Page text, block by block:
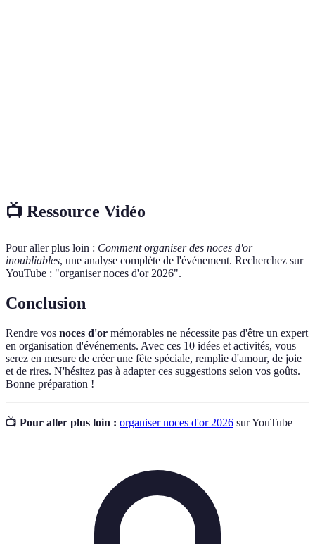
📺 Ressource Vidéo
Pour aller plus loin : Comment organiser des noces d'or
inoubliables, une analyse complète de l'événement. Recherchez sur
YouTube : "organiser noces d'or 2026".
Conclusion
Rendre vos noces d'or mémorables ne nécessite pas d'être un expert
en organisation d'événements. Avec ces 10 idées et activités, vous
serez en mesure de créer une fête spéciale, remplie d'amour, de joie
et de rires. N'hésitez pas à adapter ces suggestions selon vos goûts.
Bonne préparation !
📺 Pour aller plus loin : organiser noces d'or 2026 sur YouTube